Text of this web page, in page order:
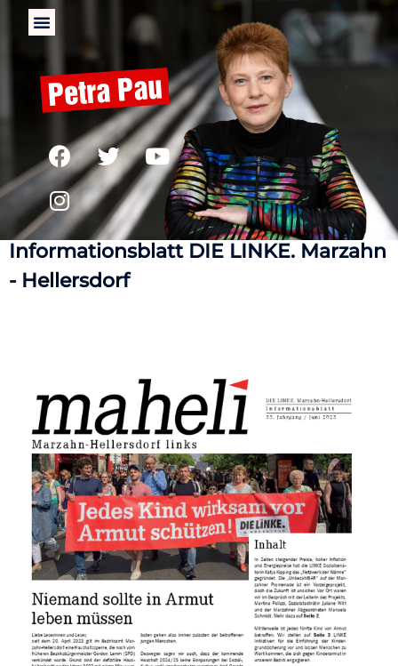
Marzahn-Hellersdorf links
Informationsblatt DIE LINKE. Marzahn
- Hellersdorf